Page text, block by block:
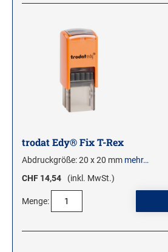
ROLLSTEMPEL
TRODAT VINTAGE STEMPEL
MOTIVSTEMPEL
Weihnachtsstempel
Emoticons Motivstempel
Geburt Motivstempel
Geburtstag Motivstempel
Hero Arts Holz-Motivstempel
Hochzeit Motivstempel
Mini Motivstempel
trodat Edy® Fix T-Rex
Abdruckgröße: 20 x 20 mm mehr…
CHF 14,54
(inkl. MwSt.)
Menge: